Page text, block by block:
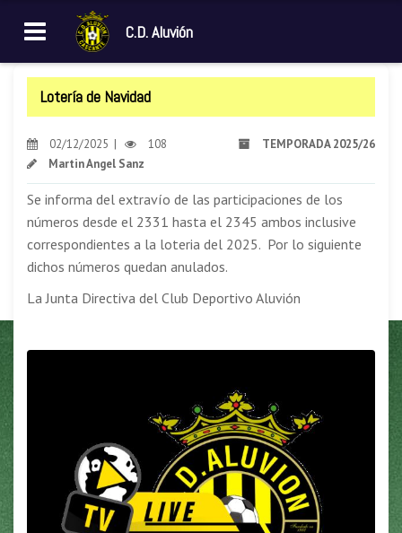
C.D. Aluvión
Lotería de Navidad
02/12/2025 | 108
TEMPORADA 2025/26
Martin Angel Sanz
Se informa del extravío de las participaciones de los
números desde el 2331 hasta el 2345 ambos inclusive
correspondientes a la loteria del 2025. Por lo siguiente
dichos números quedan anulados.
La Junta Directiva del Club Deportivo Aluvión